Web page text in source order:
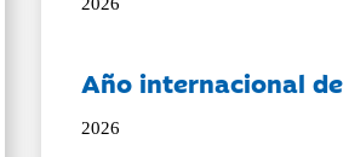
Año internacional
2026